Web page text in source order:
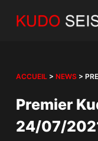
P
a
e
u
ACCUEIL> NEWS>
Premier
24/07/